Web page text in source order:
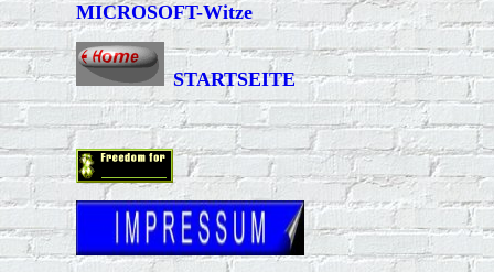
MICROSOFT-Witze
STARTSEITE